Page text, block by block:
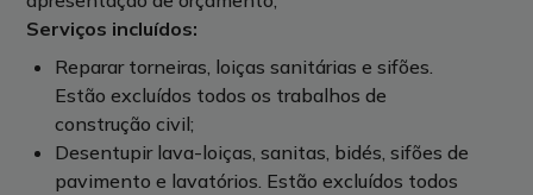
Serviços incluídos:
Reparar torneiras, loiças sanitárias e sifões.
Estão excluídos todos os trabalhos de
construção civil;
Desentupir lava-loiças, sanitas, bidés, sifões de
pavimento e lavatórios. Estão excluídos todos